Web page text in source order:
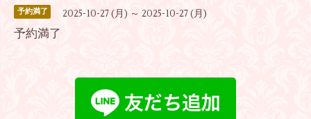
予約満了 2025-10-27 (月) ～ 2025-10-27 (月)
予約満了